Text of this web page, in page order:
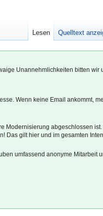
Unannehmlichkeiten bitten
Wenn keine Email ankommt,
Modernisierung abgeschlossen ist.
Das gilt hier und im gesamten
umfassend anonyme Mitarbeit
Lesen Quelltext